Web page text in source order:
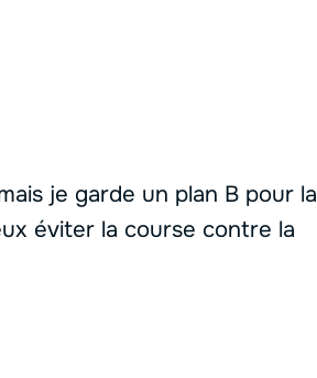
je garde un plan B pour la
éviter la course contre la